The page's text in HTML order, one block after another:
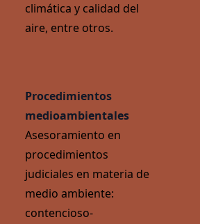
climática y calidad del
aire, entre otros.
Procedimientos
medioambientales
Asesoramiento en
procedimientos
judiciales en materia de
medio ambiente:
contencioso-